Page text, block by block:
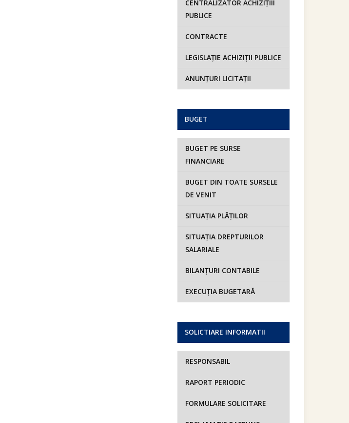
CENTRALIZATOR ACHIZIȚIII
PUBLICE
CONTRACTE
LEGISLAȚIE ACHIZIȚII PUBLICE
ANUNȚURI LICITAȚII
BUGET
BUGET PE SURSE
FINANCIARE
BUGET DIN TOATE SURSELE
DE VENIT
SITUAȚIA PLĂȚILOR
SITUAȚIA DREPTURILOR
SALARIALE
BILANȚURI CONTABILE
EXECUȚIA BUGETARĂ
SOLICTIARE INFORMATII
RESPONSABIL
RAPORT PERIODIC
FORMULARE SOLICITARE